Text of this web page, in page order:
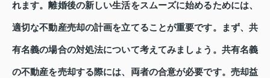
れます。離婚後の新しい生活をスムーズに始めるためには、
適切な不動産売却の計画を立てることが重要です。まず、共
有名義の場合の対処法について考えてみましょう。共有名義
の不動産を売却する際には、両者の合意が必要です。売却益